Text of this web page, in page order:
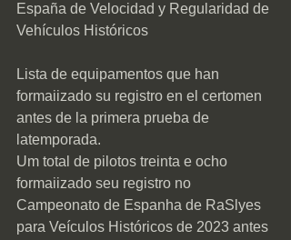
España de Velocidad y Regularidad de
Vehículos Históricos
Lista de equipamentos que han
formaiizado su registro en el certomen
antes de la primera prueba de
latemporada.
Um total de pilotos treinta e ocho
formaiizado seu registro no
Campeonato de Espanha de RaSlyes
para Veículos Históricos de 2023 antes